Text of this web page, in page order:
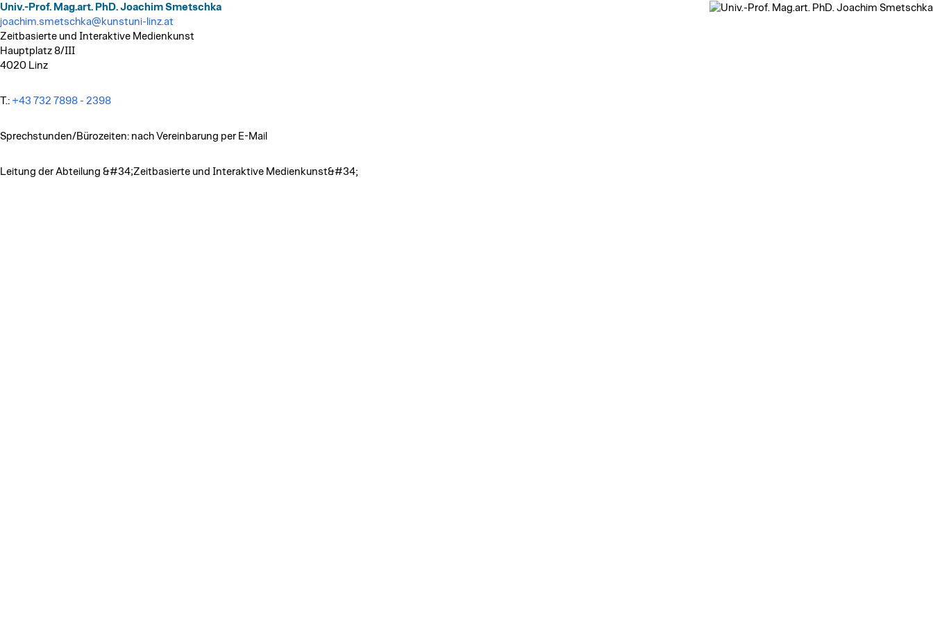
Univ.-Prof. Mag.art. PhD. Joachim Smetschka
joachim.smetschka@kunstuni-linz.at
Zeitbasierte und Interaktive Medienkunst
Hauptplatz 8/III
4020 Linz
T.: +43 732 7898 - 2398
Sprechstunden/Bürozeiten: nach Vereinbarung per E-Mail
Leitung der Abteilung &#34;Zeitbasierte und Interaktive Medienkunst&#34;